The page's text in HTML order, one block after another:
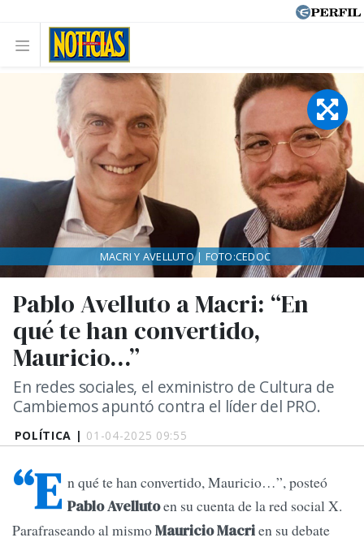
POLÍTICA | 01-04-2025 09:55
Pablo Avelluto a Macri: “En
qué te han convertido,
Mauricio...”
En redes sociales, el exministro de Cultura de
Cambiemos apuntó contra el líder del PRO.
MACRI Y AVELLUTO | FOTO:CEDOC
“E n qué te han convertido, Mauricio…”, posteó
Pablo Avellutoen su cuenta de la red social X.
Parafraseando al mismoMauricio Macrien su debate